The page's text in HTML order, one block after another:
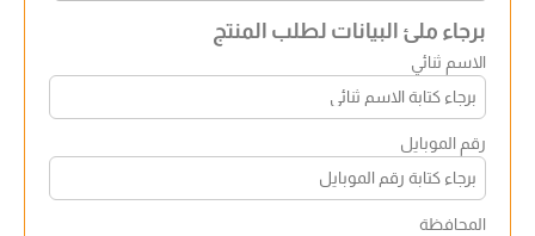
برجاء ملئ البيانات لطلب المنتج
الاسم ثنائي
رقم الموبايل
المحافظة